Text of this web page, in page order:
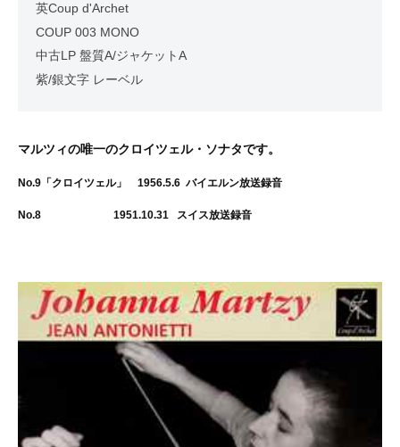
英Coup d'Archet
COUP 003 MONO
中古LP 盤質A/ジャケットA
紫/銀文字 レーベル
マルツィの唯一のクロイツェル・ソナタです。
No.9「クロイツェル」 1956.5.6 バイエルン放送録音
No.8 1951.10.31 スイス放送録音